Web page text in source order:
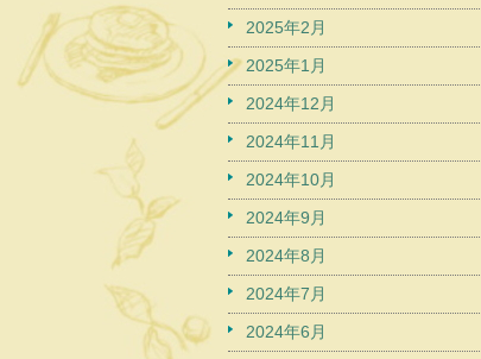
2025年2月
2025年1月
2024年12月
2024年11月
2024年10月
2024年9月
2024年8月
2024年7月
2024年6月